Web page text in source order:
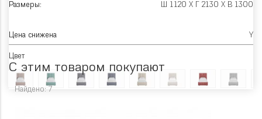
Размеры: Ш 1120 X Г 2130 X В 1300
Цена снижена Y
Цвет
С этим товаром покупают
Найдено: 7